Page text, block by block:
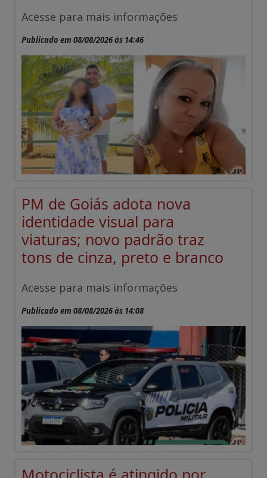
Acesse para mais informações
Publicado em 08/08/2026 às 14:46
PM de Goiás adota nova
identidade visual para
viaturas; novo padrão traz
tons de cinza, preto e branco
Acesse para mais informações
Publicado em 08/08/2026 às 14:08